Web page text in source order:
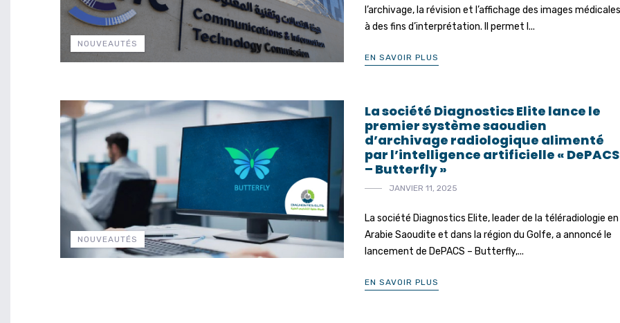
NOUVEAUTÉS
l’archivage, la révision et l’affichage des images médicales
à des fins d’interprétation. Il permet l...
EN SAVOIR PLUS
NOUVEAUTÉS
La société Diagnostics Elite lance le
premier système saoudien
d’archivage radiologique alimenté
par l’intelligence artificielle « DePACS
– Butterfly »
JANVIER 11, 2025
La société Diagnostics Elite, leader de la téléradiologie en
Arabie Saoudite et dans la région du Golfe, a annoncé le
lancement de DePACS – Butterfly,...
EN SAVOIR PLUS